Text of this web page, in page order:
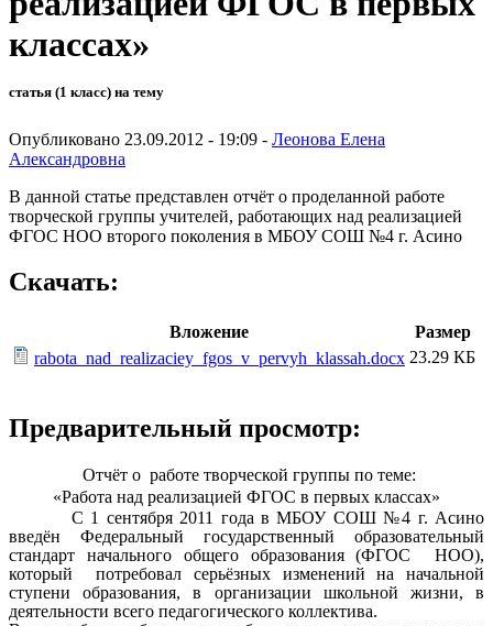
классах»
статья (1 класс) на тему
Опубликовано 23.09.2012 - 19:09 - Леонова Елена
Александровна
В данной статье представлен отчёт о проделанной работе
творческой группы учителей, работающих над реализацией
ФГОС НОО второго поколения в МБОУ СОШ №4 г. Асино
Скачать:
Вложение
Размер
rabota_nad_realizaciey_fgos_v_pervyh_klassah.docx 23.29 КБ
Предварительный просмотр:
Отчёт о работе творческой группы по теме:
«Работа над реализацией ФГОС в первых классах»
С 1 сентября 2011 года в МБОУ СОШ №4 г. Асино
введён Федеральный государственный образовательный
стандарт начального общего образования (ФГОС НОО),
который потребовал серьёзных изменений на начальной
ступени образования, в организации школьной жизни, в
деятельности всего педагогического коллектива.